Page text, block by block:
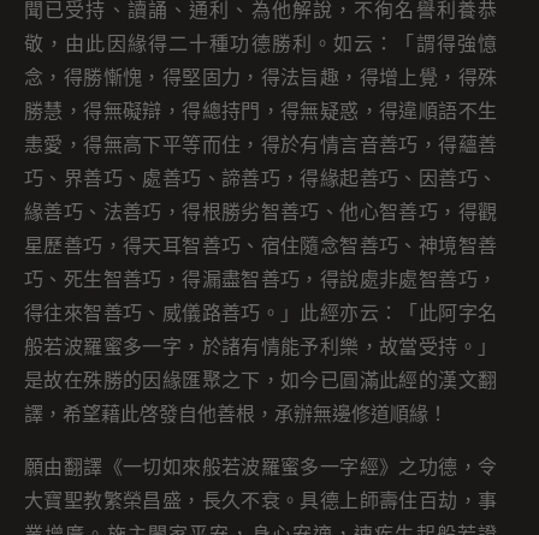
聞已受持、讀誦、通利、為他解說，不徇名譽利養恭
敬，由此因緣得二十種功德勝利。如云：「謂得強憶
念，得勝慚愧，得堅固力，得法旨趣，得增上覺，得殊
勝慧，得無礙辯，得總持門，得無疑惑，得違順語不生
恚愛，得無高下平等而住，得於有情言音善巧，得蘊善
巧、界善巧、處善巧、諦善巧，得緣起善巧、因善巧、
緣善巧、法善巧，得根勝劣智善巧、他心智善巧，得觀
星歷善巧，得天耳智善巧、宿住隨念智善巧、神境智善
巧、死生智善巧，得漏盡智善巧，得說處非處智善巧，
得往來智善巧、威儀路善巧。」此經亦云：「此阿字名
般若波羅蜜多一字，於諸有情能予利樂，故當受持。」
是故在殊勝的因緣匯聚之下，如今已圓滿此經的漢文翻
譯，希望藉此啓發自他善根，承辦無邊修道順緣！
願由翻譯《一切如來般若波羅蜜多一字經》之功德，令
大寶聖教繁榮昌盛，長久不衰。具德上師壽住百劫，事